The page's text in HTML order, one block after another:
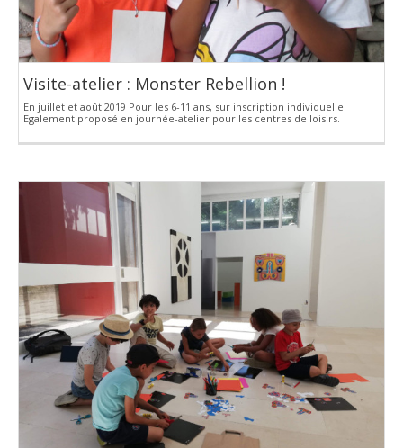
Visite-atelier : Monster Rebellion !
En juillet et août 2019 Pour les 6-11 ans, sur inscription individuelle.
Egalement proposé en journée-atelier pour les centres de loisirs.